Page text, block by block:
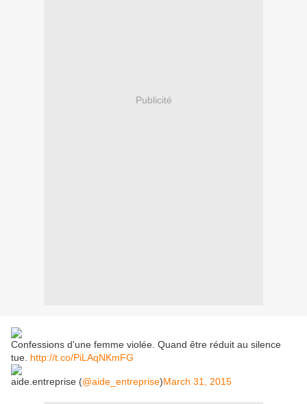
Publicité
Confessions d'une femme violée. Quand être réduit au silence
tue. http://t.co/PiLAqNKmFG
aide.entreprise (@aide_entreprise)March 31, 2015